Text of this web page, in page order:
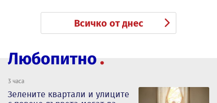
Всичко от днес
Любопитно
3 часа
Зелените квартали и улиците